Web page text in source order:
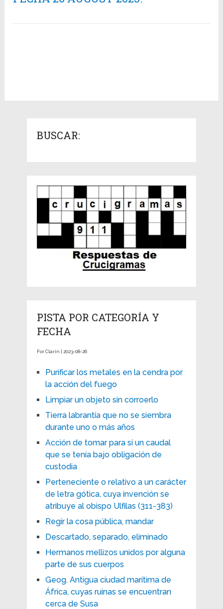
BUSCAR:
PISTA POR CATEGORÍA Y
FECHA
For Clarín | 2023-08-26
Purificar los metales en la cendra por
la acción del fuego
Limpiar un objeto sin corroerlo
Tierra labrantía que no se siembra
durante uno o más años
Acción de tomar para sí un caudal
que se tenía bajo obligación de
custodia
Perteneciente o relativo a un carácter
de letra gótica, cuya invención se
atribuye al obispo Ulfilas (311-383)
Regir la cosa pública, mandar
Descartado, separado, eliminado
Hermanos mellizos unidos por alguna
parte de sus cuerpos
Geog. Antigua ciudad marítima de
África, cuyas ruinas se encuentran
cerca de Susa